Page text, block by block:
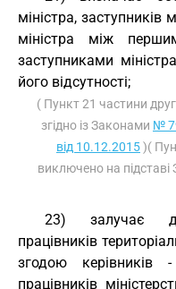
міністра, заступників
міністра між
заступниками
його відсутності;
( Пункт 21 частини
згідно із Законами №
від 10.12.2015)(
виключено на підставі
23) залучає
працівників
згодою керівників
працівників